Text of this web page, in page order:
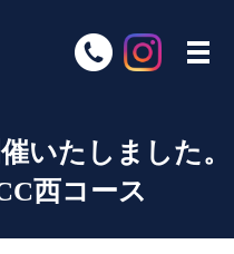
いたしました。
西コース